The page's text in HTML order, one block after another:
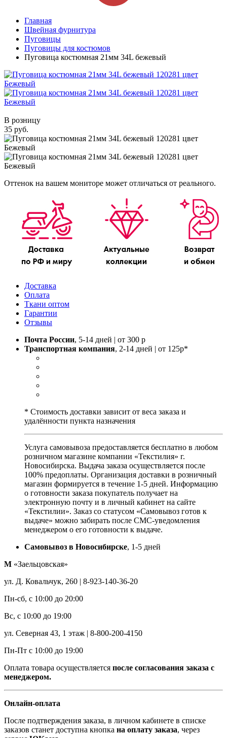
Главная
Швейная фурнитура
Пуговицы
Пуговицы для костюмов
Пуговица костюмная 21мм 34L бежевый
В розницу
35 руб.
Оттенок на вашем мониторе может отличаться от реального.
Доставка
Оплата
Ткани оптом
Гарантии
Отзывы
Почта России, 5-14 дней | от 300 р
Транспортная компания, 2-14 дней | от 125р*
* Стоимость доставки зависит от веса заказа и
удалённости пункта назначения
Услуга самовывоза предоставляется бесплатно в любом
розничном магазине компании «Текстилия» г.
Новосибирска. Выдача заказа осуществляется после
100% предоплаты. Организация доставки в розничный
магазин формируется в течение 1-5 дней. Информацию
о готовности заказа покупатель получает на
электронную почту и в личный кабинет на сайте
«Текстилии». Заказ со статусом «Самовывоз готов к
выдаче» можно забирать после СМС-уведомления
менеджером о его готовности к выдаче.
Самовывоз в Новосибирске, 1-5 дней
М «Заельцовская»
ул. Д. Ковальчук, 260 | 8-923-140-36-20
Пн-сб, с 10:00 до 20:00
Вс, с 10:00 до 19:00
ул. Северная 43, 1 этаж | 8-800-200-4150
Пн-Пт с 10:00 до 19:00
Оплата товара осуществляется после согласования заказа с
менеджером.
Онлайн-оплата
После подтверждения заказа, в личном кабинете в списке
заказов станет доступна кнопка на оплату заказа, через